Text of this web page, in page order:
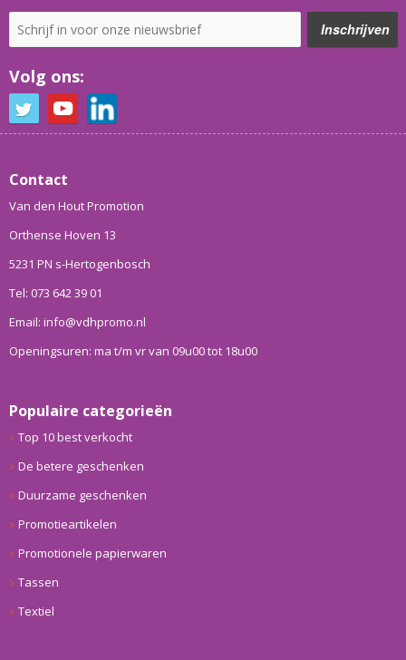
Volg ons:
Contact
Van den Hout Promotion
Orthense Hoven 13
5231 PN s-Hertogenbosch
Tel: 073 642 39 01
Email: info@vdhpromo.nl
Openingsuren: ma t/m vr van 09u00 tot 18u00
Populaire categorieën
Top 10 best verkocht
De betere geschenken
Duurzame geschenken
Promotieartikelen
Promotionele papierwaren
Tassen
Textiel